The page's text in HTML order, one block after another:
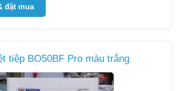
đặt mua
tiệp BO50BF Pro màu trắng